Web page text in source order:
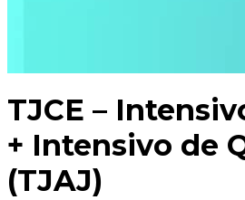
TJCE –
+ Intensivo de
(TJAJ)